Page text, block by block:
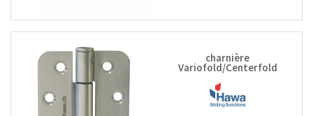
charnière
Variofold/Centerfold